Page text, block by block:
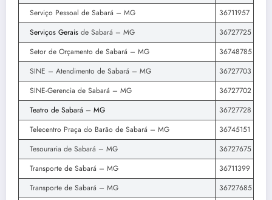
Serviço Pessoal de Sabará – MG
36711957
Serviços Gerais de Sabará – MG
36727725
Setor de Orçamento de Sabará – MG
36748785
SINE – Atendimento de Sabará – MG
36727703
SINE-Gerencia de Sabará – MG
36727702
Teatro de Sabará – MG
36727728
Telecentro Praça do Barão de Sabará – MG
36745151
Tesouraria de Sabará – MG
36727675
Transporte de Sabará – MG
36711399
Transporte de Sabará – MG
36727685